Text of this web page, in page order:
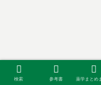
検索 参考書 薬学まとめ